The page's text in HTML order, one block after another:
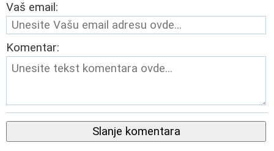
Vaš email:
Komentar:
Slanje komentara